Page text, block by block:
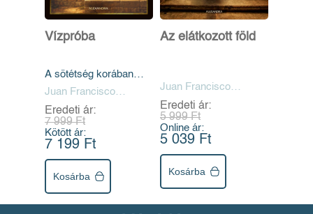
Vízpróba
A sötétség korában
csak a legbátrabbak
követelni
Juan Francisco
Ferrándiz
Eredeti ár:
7 999 Ft
Kötött ár:
7 199 Ft
Kosárba
Az elátkozott föld
Juan Francisco
Ferrándiz
Eredeti ár:
5 999 Ft
Online ár:
5 039 Ft
Kosárba